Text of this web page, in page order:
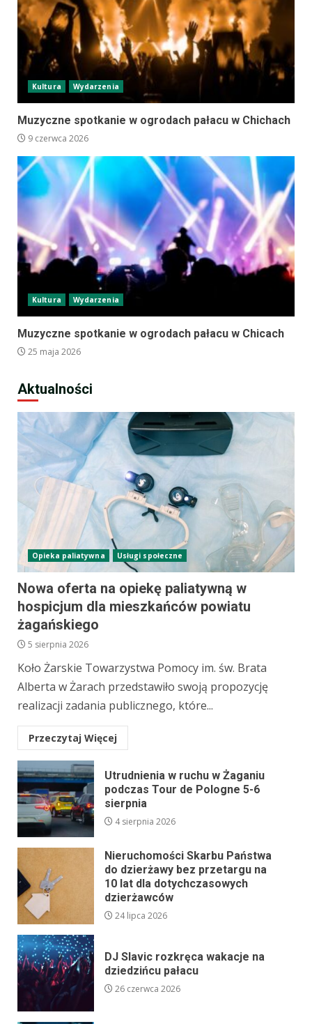
Kultura Wydarzenia
Muzyczne spotkanie w ogrodach pałacu w Chichach
9 czerwca 2026
Kultura Wydarzenia
Muzyczne spotkanie w ogrodach pałacu w Chicach
25 maja 2026
Aktualności
Opieka paliatywna Usługi społeczne
Nowa oferta na opiekę paliatywną w
hospicjum dla mieszkańców powiatu
żagańskiego
5 sierpnia 2026
Koło Żarskie Towarzystwa Pomocy im. św. Brata
Alberta w Żarach przedstawiło swoją propozycję
realizacji zadania publicznego, które...
Przeczytaj Więcej
Utrudnienia w ruchu w Żaganiu
podczas Tour de Pologne 5-6
sierpnia
4 sierpnia 2026
Nieruchomości Skarbu Państwa
do dzierżawy bez przetargu na
10 lat dla dotychczasowych
dzierżawców
24 lipca 2026
DJ Slavic rozkręca wakacje na
dziedzińcu pałacu
26 czerwca 2026